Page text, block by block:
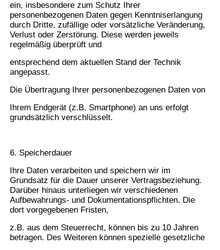
ein, insbesondere zum Schutz Ihrer
personenbezogenen Daten gegen Kenntniserlangung
durch Dritte, zufällige oder vorsätzliche Veränderung,
Verlust oder Zerstörung. Diese werden jeweils
regelmäßig überprüft und
entsprechend dem aktuellen Stand der Technik
angepasst.
Die Übertragung Ihrer personenbezogenen Daten von
Ihrem Endgerät (z.B. Smartphone) an uns erfolgt
grundsätzlich verschlüsselt.
6. Speicherdauer
Ihre Daten verarbeiten und speichern wir im
Grundsatz für die Dauer unserer Vertragsbeziehung.
Darüber hinaus unterliegen wir verschiedenen
Aufbewahrungs- und Dokumentationspflichten. Die
dort vorgegebenen Fristen,
z.B. aus dem Steuerrecht, können bis zu 10 Jahren
betragen. Des Weiteren können spezielle gesetzliche